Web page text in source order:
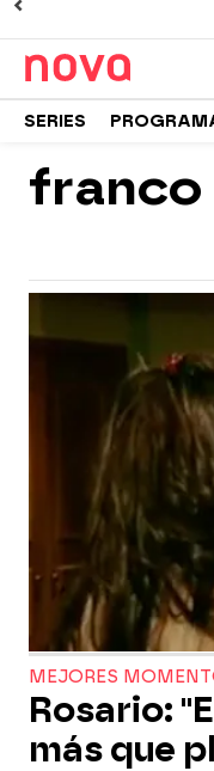
SERIES
franco
MEJORES
Rosario:
más que